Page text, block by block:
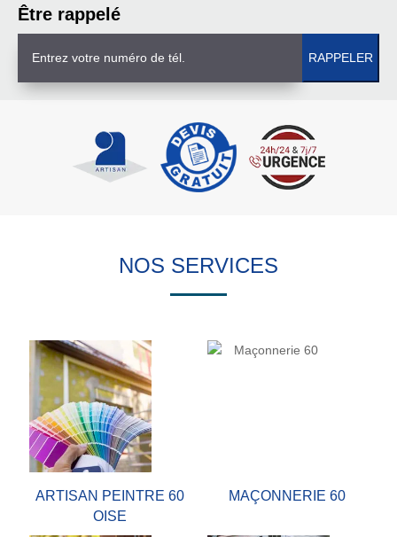
Être rappelé
NOS SERVICES
ARTISAN PEINTRE 60
OISE
MAÇONNERIE 60